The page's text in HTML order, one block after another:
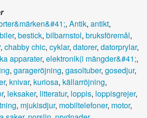
, Antik, antikt,
, bestick, bilbarnstol, bruksföremål,
, chabby chic, cyklar, datorer, datorprylar,
apparater, elektronik(i mängder&#41;,
, garageröjning, gasoltuber, gosedjur,
, knivar, kuriosa, källarröjning,
, leksaker, litteratur, loppis, loppisgrejer,
, mjukisdjur, mobiltelefoner, motor,